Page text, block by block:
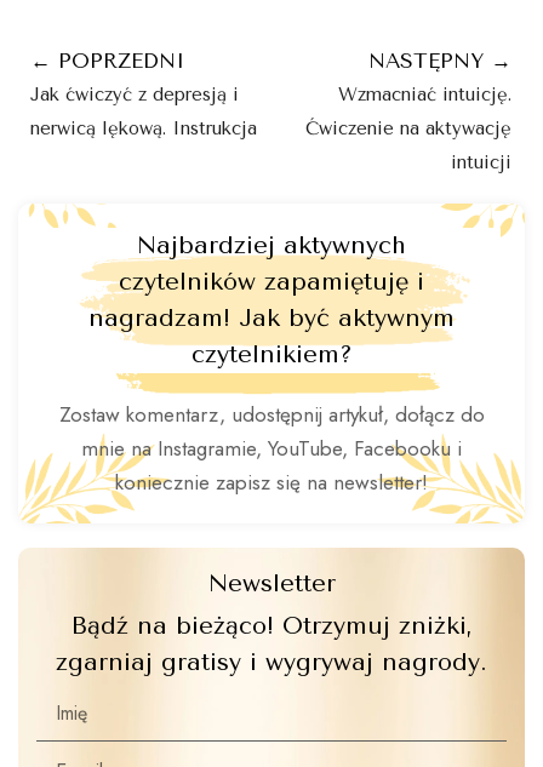
← POPRZEDNI
Jak ćwiczyć z depresją i
nerwicą lękową. Instrukcja
NASTĘPNY →
Wzmacniać intuicję.
Ćwiczenie na aktywację
intuicji
Najbardziej aktywnych
czytelników zapamiętuję i
nagradzam! Jak być aktywnym
czytelnikiem?
Zostaw komentarz, udostępnij artykuł, dołącz do
mnie na Instagramie, YouTube, Facebooku i
koniecznie zapisz się na newsletter!
Newsletter
Bądź na bieżąco! Otrzymuj zniżki,
zgarniaj gratisy i wygrywaj nagrody.